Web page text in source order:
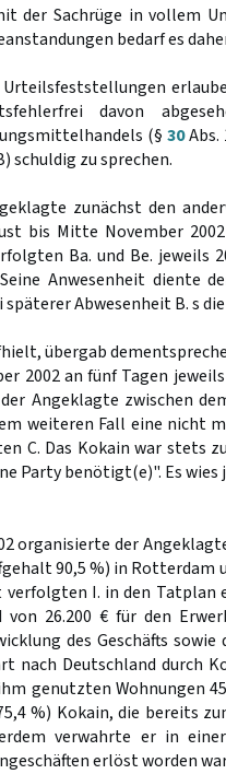
der Sachrüge in vollem
bedarf es
davon
(§ 30Abs.
schuldig zu sprechen.
zunächst den
bis Mitte November
Ba. und Be. jeweils
Anwesenheit diente
Abwesenheit B. s
übergab
2002 an fünf Tagen
Angeklagte zwischen
weiteren Fall eine nicht
C. Das Kokain war stets
Party benötigt(e)". Es
organisierte der
90,5 %) in Rotterdam
I. in den Tatplan
von 26.200 € für den
des Geschäfts
nach Deutschland durch
genutzten Wohnungen
%) Kokain, die bereits
verwahrte er in
erlöst worden